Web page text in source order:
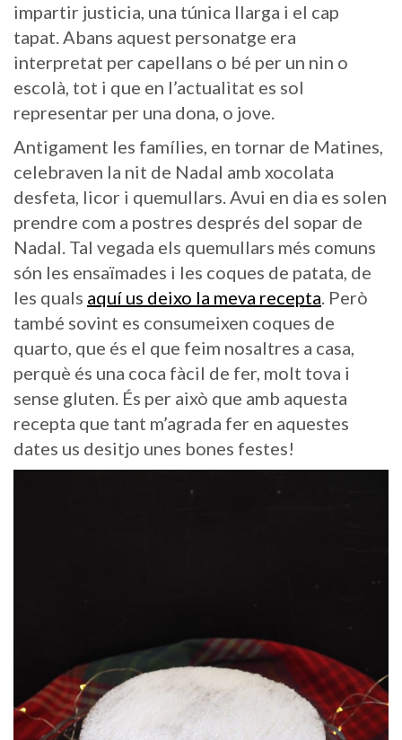
impartir justicia, una túnica llarga i el cap
tapat. Abans aquest personatge era
interpretat per capellans o bé per un nin o
escolà, tot i que en l’actualitat es sol
representar per una dona, o jove.
Antigament les famílies, en tornar de Matines,
celebraven la nit de Nadal amb xocolata
desfeta, licor i quemullars. Avui en dia es solen
prendre com a postres després del sopar de
Nadal. Tal vegada els quemullars més comuns
són les ensaïmades i les coques de patata, de
les quals aquí us deixo la meva recepta. Però
també sovint es consumeixen coques de
quarto, que és el que feim nosaltres a casa,
perquè és una coca fàcil de fer, molt tova i
sense gluten. És per això que amb aquesta
recepta que tant m’agrada fer en aquestes
dates us desitjo unes bones festes!